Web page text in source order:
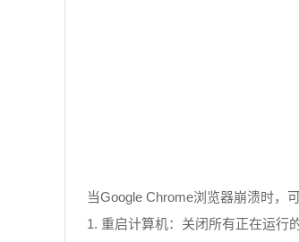
当Google Chrome浏览器崩溃时，
1. 重启计算机：关闭所有正在运行